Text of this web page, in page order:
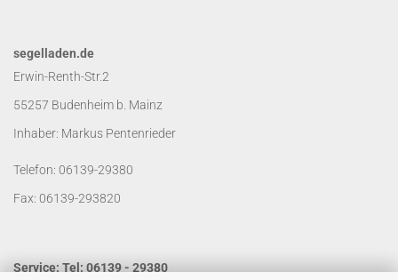
segelladen.de
Erwin-Renth-Str.2
55257 Budenheim b. Mainz
Inhaber: Markus Pentenrieder
Telefon: 06139-29380
Fax: 06139-293820
Service: Tel: 06139 - 29380